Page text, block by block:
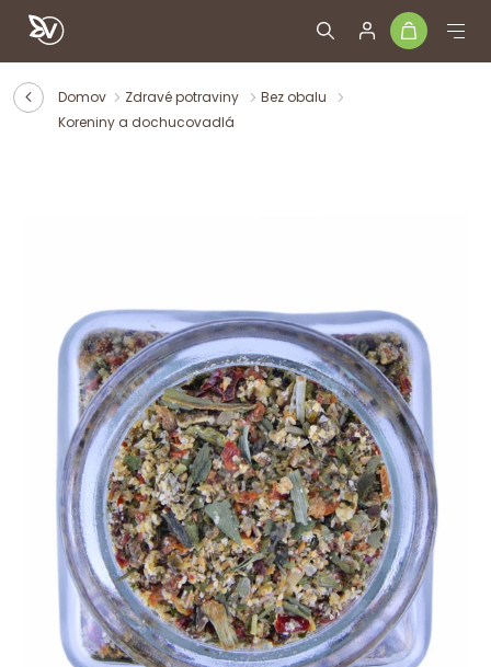
Domov Zdravé potraviny
Bez obalu
Koreniny a dochucovadlá